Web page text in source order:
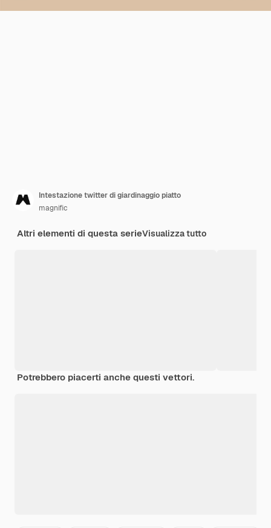
Intestazione twitter di giardinaggio piatto
magnific
Altri elementi di questa serieVisualizza tutto
Potrebbero piacerti anche questi vettori.